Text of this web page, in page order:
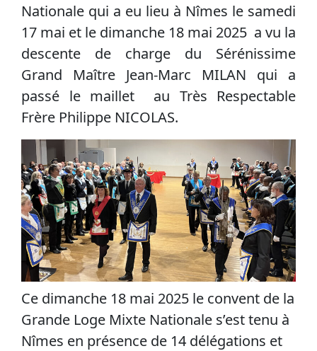
Nationale qui a eu lieu à Nîmes le samedi
17 mai et le dimanche 18 mai 2025 a vu la
descente de charge du Sérénissime
Grand Maître Jean-Marc MILAN qui a
passé le maillet au Très Respectable
Frère Philippe NICOLAS.
Ce dimanche 18 mai 2025 le convent de la
Grande Loge Mixte Nationale s’est tenu à
Nîmes en présence de 14 délégations et